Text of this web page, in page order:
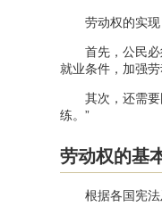
劳动权的实现
首先，公民必须
就业条件，加强
其次，还需要
练。”
劳动权的基
根据各国宪法